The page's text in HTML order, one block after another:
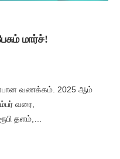
மார்ச்!
வணக்கம். 2025 ஆம்
வரை,
தளம்,…